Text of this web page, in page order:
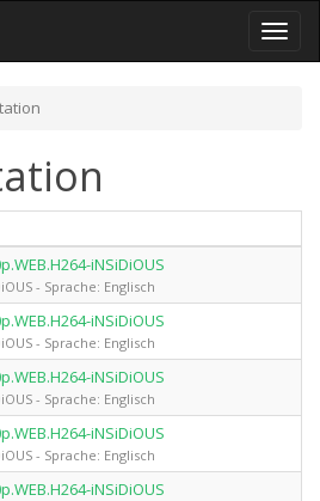
Toggle
iNSiDiOUS
- Sprache: Englisch
iNSiDiOUS
- Sprache: Englisch
iNSiDiOUS
- Sprache: Englisch
iNSiDiOUS
- Sprache: Englisch
iNSiDiOUS